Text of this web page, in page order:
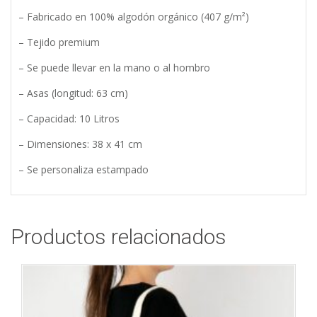
– Fabricado en 100% algodón orgánico (407 g/m²)
– Tejido premium
– Se puede llevar en la mano o al hombro
– Asas (longitud: 63 cm)
– Capacidad: 10 Litros
– Dimensiones: 38 x 41 cm
– Se personaliza estampado
Productos relacionados